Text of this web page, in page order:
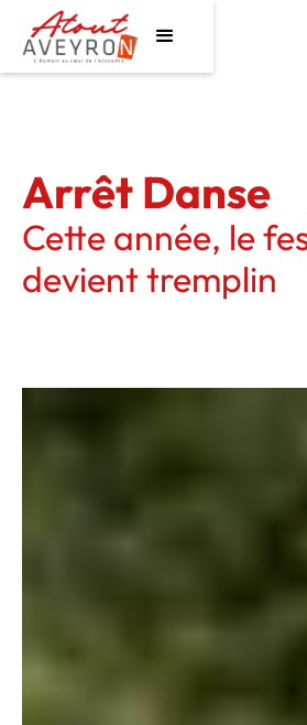
Arrêt Danse
Cette année, le
devient tremplin